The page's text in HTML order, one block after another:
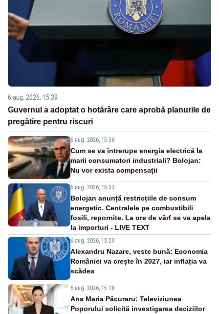
6 aug. 2026, 15:39
Guvernul a adoptat o hotărâre care aprobă planurile de
pregătire pentru riscuri
6 aug. 2026, 15:36
Cum se va întrerupe energia electrică la
marii consumatori industriali? Bolojan:
Nu vor exista compensații
6 aug. 2026, 15:33
Bolojan anunță restricțiile de consum
energetic. Centralele pe combustibili
fosili, repornite. La ore de vârf se va apela
la importuri - LIVE TEXT
6 aug. 2026, 15:23
Alexandru Nazare, veste bună: Economia
României va crește în 2027, iar inflația va
scădea
6 aug. 2026, 15:18
Ana Maria Păcuraru: Televiziunea
Poporului solicită investigarea deciziilor